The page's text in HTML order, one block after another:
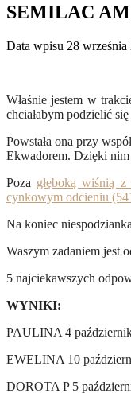
SEMILAC
Data wpisu 28 września
Właśnie jestem w
chciałabym podzielić
Powstała ona przy
Ekwadorem. Dzięki
Poza głęboką wiśnią
cynkowym odcieniu
Na koniec
Waszym zadaniem jest
5 najciekawszych
WYNIKI:
PAULINA 4
EWELINA 10
DOROTA P 5